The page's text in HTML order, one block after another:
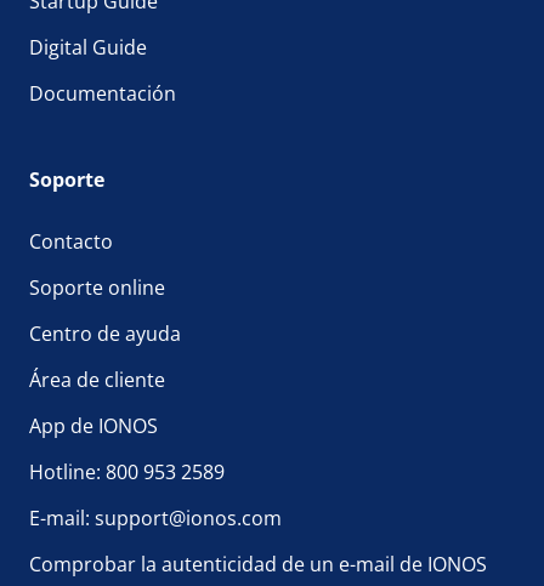
Digital Guide
Documentación
Soporte
Contacto
Soporte online
Centro de ayuda
Área de cliente
App de IONOS
Hotline: 800 953 2589
E-mail: support@ionos.com
Comprobar la autenticidad de un e-mail de IONOS